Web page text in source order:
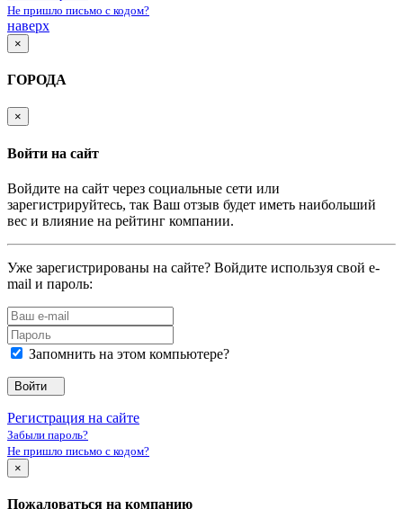
Не пришло письмо с кодом?
наверх
×
ГОРОДА
×
Войти на сайт
Войдите на сайт через социальные сети или
зарегистрируйтесь, так Ваш отзыв будет иметь наибольший
вес и влияние на рейтинг компании.
Уже зарегистрированы на сайте? Войдите используя свой e-
mail и пароль:
Запомнить на этом компьютере?
Войти
Регистрация на сайте
Забыли пароль?
Не пришло письмо с кодом?
×
Пожаловаться на компанию